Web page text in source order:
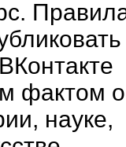
фактом о
науке,